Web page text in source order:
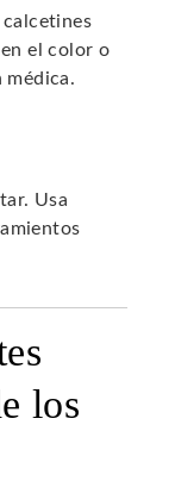
calcetines
el color o
médica.
Usa
los